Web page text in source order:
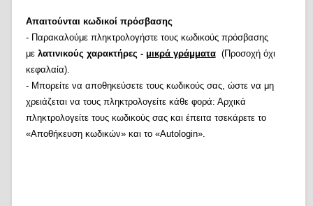
Απαιτούνται κωδικοί πρόσβασης
- Παρακαλούμε πληκτρολογήστε τους κωδικούς πρόσβασης
με λατινικούς χαρακτήρες - μικρά γράμματα(Προσοχή όχι
κεφαλαία).
- Μπορείτε να αποθηκεύσετε τους κωδικούς σας, ώστε να μη
χρειάζεται να τους πληκτρολογείτε κάθε φορά: Αρχικά
πληκτρολογείτε τους κωδικούς σας και έπειτα τσεκάρετε το
«Αποθήκευση κωδικών» και το «Autologin».